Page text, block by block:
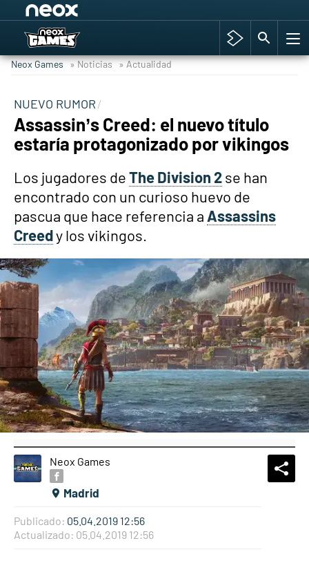
Hyrule Warriors: La Era del Cataclismo
Cyberpunk 2077
Hyrule Warriors
Neox Games » Noticias » Actualidad
NUEVO RUMOR
Assassin’s Creed: el nuevo título
estaría protagonizado por vikingos
Los jugadores deThe Division 2se han
encontrado con un curioso huevo de
pascua que hace referencia a Assassins
Creedy los vikingos.
Neox Games
Madrid
Publicado: 05.04.2019 12:56
Actualizado: 05.04.2019 12:56